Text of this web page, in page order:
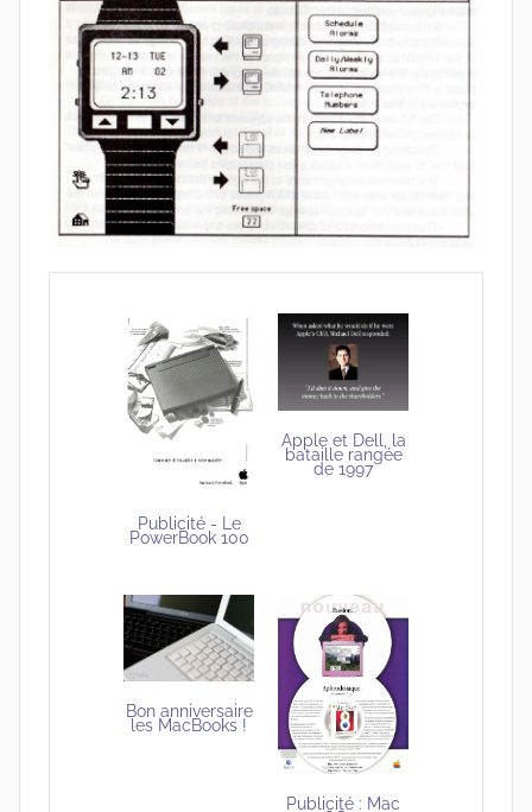
Publicité - Le
PowerBook 100
Apple et Dell, la
bataille rangée
de 1997
Bon anniversaire
les MacBooks !
Publicité : Mac